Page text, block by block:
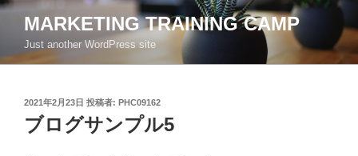
コ
ン
MARKETING TRAINING CAMP
Just another WordPress site
投
日:
2021年2月23日 投稿者: PHC09162
ブログサンプル5